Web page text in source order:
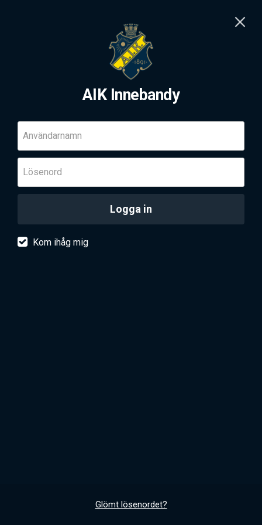
AIK Innebandy
Användarnamn
Lösenord
Logga in
Kom ihåg mig
Glömt lösenordet?